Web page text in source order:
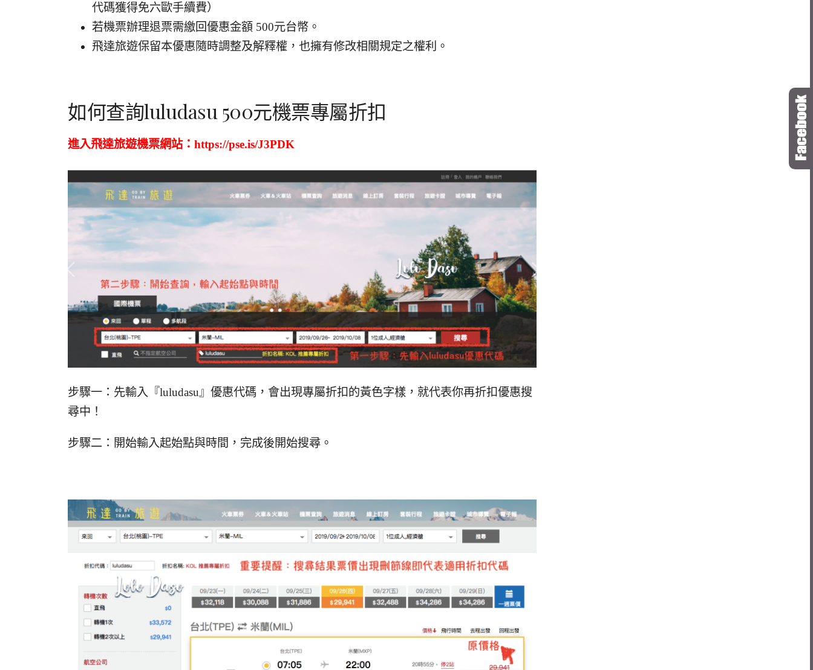
代碼獲得免六歐手續費）
若機票辦理退票需繳回優惠金額 500元台幣。
飛達旅遊保留本優惠隨時調整及解釋權，也擁有修改相關規定之權利。
如何查詢luludasu 500元機票專屬折扣
進入飛達旅遊機票網站：https://pse.is/J3PDK
步驟一：先輸入『luludasu』優惠代碼，會出現專屬折扣的黃色字樣，就代表你再折扣優惠搜
尋中！
步驟二：開始輸入起始點與時間，完成後開始搜尋。